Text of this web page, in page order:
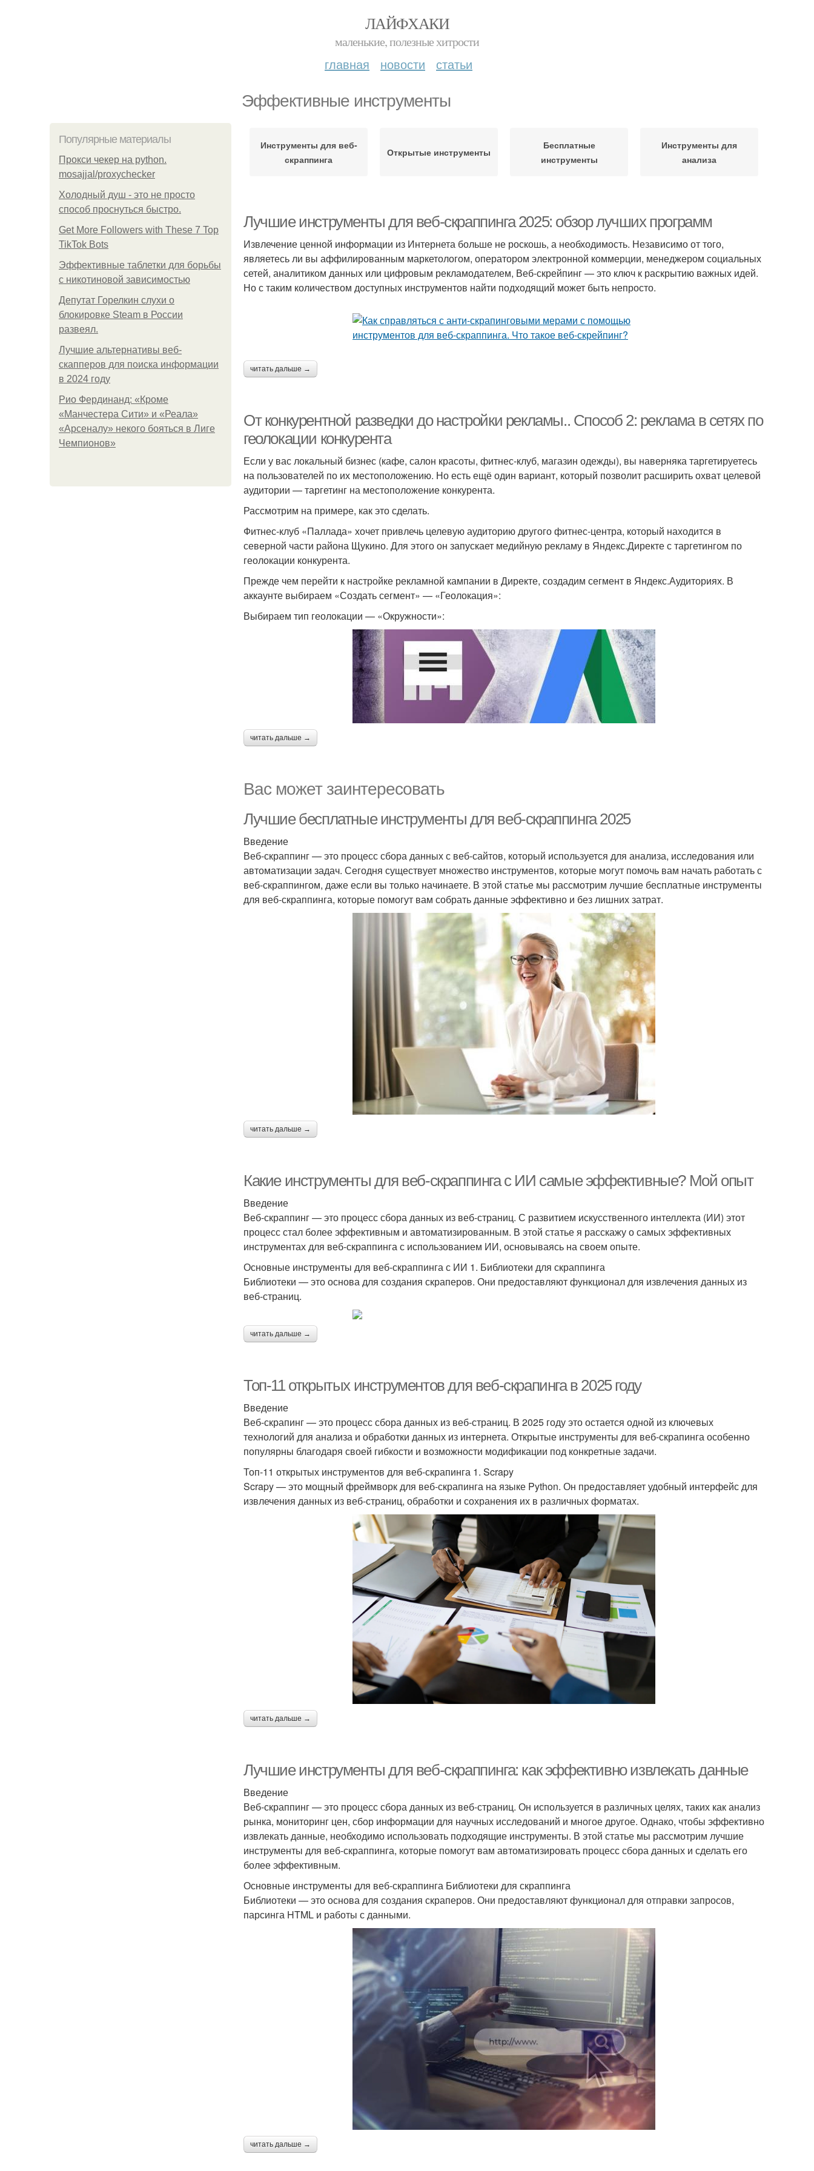
ЛАЙФХАКИ
маленькие, полезные хитрости
главная новости статьи
Эффективные инструменты
Популярные материалы
Прокси чекер на python.
mosajjal/proxychecker
Холодный душ - это не просто
способ проснуться быстро.
Get More Followers with These 7 Top
TikTok Bots
Эффективные таблетки для борьбы
с никотиновой зависимостью
Депутат Горелкин слухи о
блокировке Steam в России
развеял.
Лучшие альтернативы веб-
скапперов для поиска информации
в 2024 году
Рио Фердинанд: «Кроме
«Манчестера Сити» и «Реала»
«Арсеналу» некого бояться в Лиге
Чемпионов»
Инструменты для веб-
скраппинга
Открытые инструменты
Бесплатные
инструменты
Инструменты для
анализа
Лучшие инструменты для веб-скраппинга 2025: обзор лучших программ
Извлечение ценной информации из Интернета больше не роскошь, а необходимость. Независимо от того,
являетесь ли вы аффилированным маркетологом, оператором электронной коммерции, менеджером социальных
сетей, аналитиком данных или цифровым рекламодателем, Веб-скрейпинг — это ключ к раскрытию важных идей.
Но с таким количеством доступных инструментов найти подходящий может быть непросто.
читать дальше →
От конкурентной разведки до настройки рекламы.. Способ 2: реклама в сетях по
геолокации конкурента
Если у вас локальный бизнес (кафе, салон красоты, фитнес-клуб, магазин одежды), вы наверняка таргетируетесь
на пользователей по их местоположению. Но есть ещё один вариант, который позволит расширить охват целевой
аудитории — таргетинг на местоположение конкурента.
Рассмотрим на примере, как это сделать.
Фитнес-клуб «Паллада» хочет привлечь целевую аудиторию другого фитнес-центра, который находится в
северной части района Щукино. Для этого он запускает медийную рекламу в Яндекс.Директе с таргетингом по
геолокации конкурента.
Прежде чем перейти к настройке рекламной кампании в Директе, создадим сегмент в Яндекс.Аудиториях. В
аккаунте выбираем «Создать сегмент» — «Геолокация»:
Выбираем тип геолокации — «Окружности»:
читать дальше →
Вас может заинтересовать
Лучшие бесплатные инструменты для веб-скраппинга 2025
Введение
Веб-скраппинг — это процесс сбора данных с веб-сайтов, который используется для анализа, исследования или
автоматизации задач. Сегодня существует множество инструментов, которые могут помочь вам начать работать с
веб-скраппингом, даже если вы только начинаете. В этой статье мы рассмотрим лучшие бесплатные инструменты
для веб-скраппинга, которые помогут вам собрать данные эффективно и без лишних затрат.
читать дальше →
Какие инструменты для веб-скраппинга с ИИ самые эффективные? Мой опыт
Введение
Веб-скраппинг — это процесс сбора данных из веб-страниц. С развитием искусственного интеллекта (ИИ) этот
процесс стал более эффективным и автоматизированным. В этой статье я расскажу о самых эффективных
инструментах для веб-скраппинга с использованием ИИ, основываясь на своем опыте.
Основные инструменты для веб-скраппинга с ИИ 1. Библиотеки для скраппинга
Библиотеки — это основа для создания скраперов. Они предоставляют функционал для извлечения данных из
веб-страниц.
читать дальше →
Топ-11 открытых инструментов для веб-скрапинга в 2025 году
Введение
Веб-скрапинг — это процесс сбора данных из веб-страниц. В 2025 году это остается одной из ключевых
технологий для анализа и обработки данных из интернета. Открытые инструменты для веб-скрапинга особенно
популярны благодаря своей гибкости и возможности модификации под конкретные задачи.
Топ-11 открытых инструментов для веб-скрапинга 1. Scrapy
Scrapy — это мощный фреймворк для веб-скрапинга на языке Python. Он предоставляет удобный интерфейс для
извлечения данных из веб-страниц, обработки и сохранения их в различных форматах.
читать дальше →
Лучшие инструменты для веб-скраппинга: как эффективно извлекать данные
Введение
Веб-скраппинг — это процесс сбора данных из веб-страниц. Он используется в различных целях, таких как анализ
рынка, мониторинг цен, сбор информации для научных исследований и многое другое. Однако, чтобы эффективно
извлекать данные, необходимо использовать подходящие инструменты. В этой статье мы рассмотрим лучшие
инструменты для веб-скраппинга, которые помогут вам автоматизировать процесс сбора данных и сделать его
более эффективным.
Основные инструменты для веб-скраппинга Библиотеки для скраппинга
Библиотеки — это основа для создания скраперов. Они предоставляют функционал для отправки запросов,
парсинга HTML и работы с данными.
читать дальше →